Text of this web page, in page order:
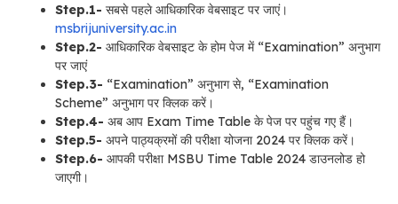
Step.1- सबसे पहले आधिकारिक वेबसाइट पर जाएं।
msbrijuniversity.ac.in
Step.2- आधिकारिक वेबसाइट के होम पेज में “Examination” अनुभाग
पर जाएं
Step.3- “Examination” अनुभाग से, “Examination
Scheme” अनुभाग पर क्लिक करें।
Step.4- अब आप Exam Time Table के पेज पर पहुंच गए हैं।
Step.5- अपने पाठ्यक्रमों की परीक्षा योजना 2024 पर क्लिक करें।
Step.6- आपकी परीक्षा MSBU Time Table 2024 डाउनलोड हो
जाएगी।